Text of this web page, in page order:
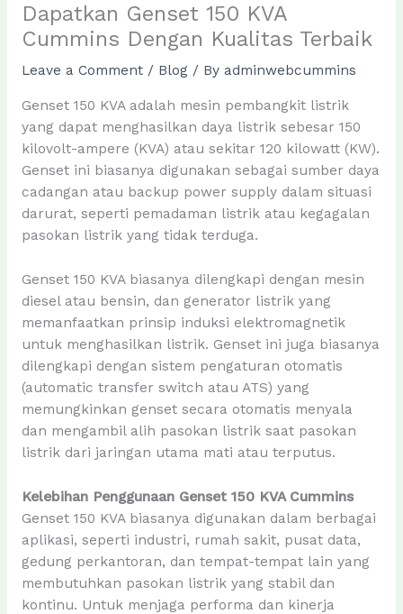
Dapatkan Genset 150 KVA
Cummins Dengan Kualitas Terbaik
Leave a Comment / Blog/ By adminwebcummins
Genset 150 KVA adalah mesin pembangkit listrik
yang dapat menghasilkan daya listrik sebesar 150
kilovolt-ampere (KVA) atau sekitar 120 kilowatt (KW).
Genset ini biasanya digunakan sebagai sumber daya
cadangan atau backup power supply dalam situasi
darurat, seperti pemadaman listrik atau kegagalan
pasokan listrik yang tidak terduga.
Genset 150 KVA biasanya dilengkapi dengan mesin
diesel atau bensin, dan generator listrik yang
memanfaatkan prinsip induksi elektromagnetik
untuk menghasilkan listrik. Genset ini juga biasanya
dilengkapi dengan sistem pengaturan otomatis
(automatic transfer switch atau ATS) yang
memungkinkan genset secara otomatis menyala
dan mengambil alih pasokan listrik saat pasokan
listrik dari jaringan utama mati atau terputus.
Kelebihan Penggunaan Genset 150 KVA Cummins
Genset 150 KVA biasanya digunakan dalam berbagai
aplikasi, seperti industri, rumah sakit, pusat data,
gedung perkantoran, dan tempat-tempat lain yang
membutuhkan pasokan listrik yang stabil dan
kontinu. Untuk menjaga performa dan kinerja